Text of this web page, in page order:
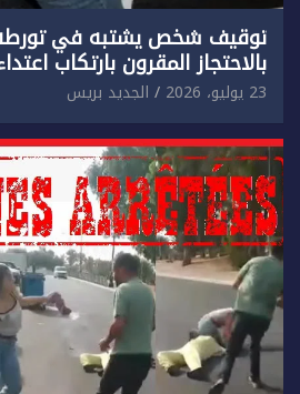
توقيف شخص يشتبه في
بالاحتجاز المقرون بارتكاب
إضرام النار عمدا.
23 يوليو، 2026 الجديد بريس